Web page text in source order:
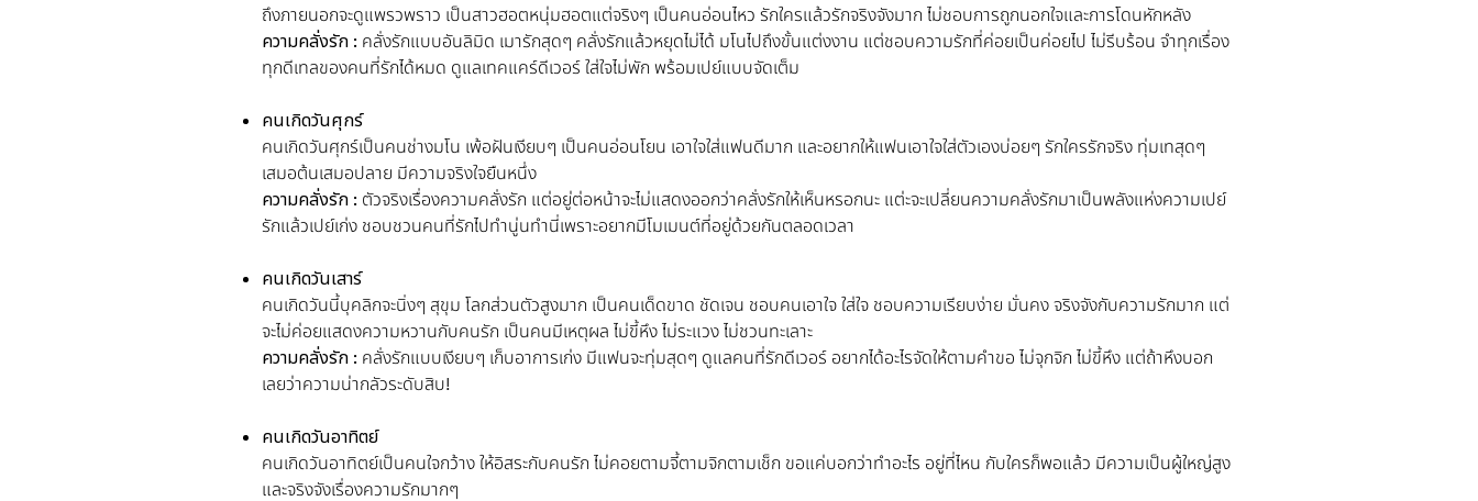
ถึงภายนอกจะดูแพรวพราว เป็นสาวฮอตหนุ่มฮอตแต่จริงๆ เป็นคนอ่อนไหว รักใครแล้วรักจริงจังมาก ไม่ชอบการถูกนอกใจและการโดนหักหลัง
ความคลั่งรัก : คลั่งรักแบบอันลิมิด เมารักสุดๆ คลั่งรักแล้วหยุดไม่ได้ มโนไปถึงขั้นแต่งงาน แต่ชอบความรักที่ค่อยเป็นค่อยไป ไม่รีบร้อน จำทุกเรื่อง
ทุกดีเทลของคนที่รักได้หมด ดูแลเทคแคร์ดีเวอร์ ใส่ใจไม่พัก พร้อมเปย์แบบจัดเต็ม
คนเกิดวันศุกร์
คนเกิดวันศุกร์เป็นคนช่างมโน เพ้อฝันเงียบๆ เป็นคนอ่อนโยน เอาใจใส่แฟนดีมาก และอยากให้แฟนเอาใจใส่ตัวเองบ่อยๆ รักใครรักจริง ทุ่มเทสุดๆ
เสมอต้นเสมอปลาย มีความจริงใจยืนหนึ่ง
ความคลั่งรัก : ตัวจริงเรื่องความคลั่งรัก แต่อยู่ต่อหน้าจะไม่แสดงออกว่าคลั่งรักให้เห็นหรอกนะ แต่ะจะเปลี่ยนความคลั่งรักมาเป็นพลังแห่งความเปย์
รักแล้วเปย์เก่ง ชอบชวนคนที่รักไปทำนู่นทำนี่เพราะอยากมีโมเมนต์ที่อยู่ด้วยกันตลอดเวลา
คนเกิดวันเสาร์
คนเกิดวันนี้บุคลิกจะนิ่งๆ สุขุม โลกส่วนตัวสูงมาก เป็นคนเด็ดขาด ชัดเจน ชอบคนเอาใจ ใส่ใจ ชอบความเรียบง่าย มั่นคง จริงจังกับความรักมาก แต่
จะไม่ค่อยแสดงความหวานกับคนรัก เป็นคนมีเหตุผล ไม่ขี้หึง ไม่ระแวง ไม่ชวนทะเลาะ
ความคลั่งรัก : คลั่งรักแบบเงียบๆ เก็บอาการเก่ง มีแฟนจะทุ่มสุดๆ ดูแลคนที่รักดีเวอร์ อยากได้อะไรจัดให้ตามคำขอ ไม่จุกจิก ไม่ขี้หึง แต่ถ้าหึงบอก
เลยว่าความน่ากลัวระดับสิบ!
คนเกิดวันอาทิตย์
คนเกิดวันอาทิตย์เป็นคนใจกว้าง ให้อิสระกับคนรัก ไม่คอยตามจี้ตามจิกตามเช็ก ขอแค่บอกว่าทำอะไร อยู่ที่ไหน กับใครก็พอแล้ว มีความเป็นผู้ใหญ่สูง
และจริงจังเรื่องความรักมากๆ